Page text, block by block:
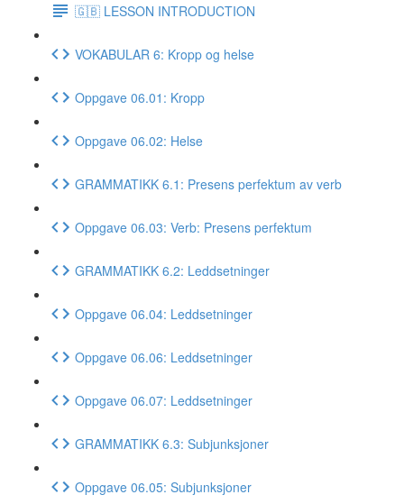
🇬🇧 LESSON INTRODUCTION
VOKABULAR 6: Kropp og helse
Oppgave 06.01: Kropp
Oppgave 06.02: Helse
GRAMMATIKK 6.1: Presens perfektum av verb
Oppgave 06.03: Verb: Presens perfektum
GRAMMATIKK 6.2: Leddsetninger
Oppgave 06.04: Leddsetninger
Oppgave 06.06: Leddsetninger
Oppgave 06.07: Leddsetninger
GRAMMATIKK 6.3: Subjunksjoner
Oppgave 06.05: Subjunksjoner